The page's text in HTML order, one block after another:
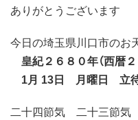
ありがとうございます
今日の埼玉県川口市のお
皇紀２６８０年（西暦２
1月 13日 月曜日 立
二十四節気 二十三節気